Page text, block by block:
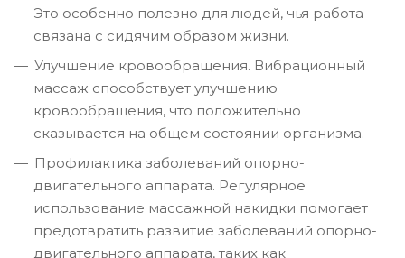
Это особенно полезно для людей, чья работа
связана с сидячим образом жизни.
Улучшение кровообращения. Вибрационный
массаж способствует улучшению
кровообращения, что положительно
сказывается на общем состоянии организма.
Профилактика заболеваний опорно-
двигательного аппарата. Регулярное
использование массажной накидки помогает
предотвратить развитие заболеваний опорно-
двигательного аппарата, таких как